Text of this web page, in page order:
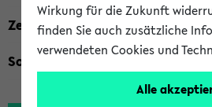
Zeiten
Sonstiges
Wirkung für die Zukunft
finden Sie auch zusätzliche
verwendeten Cookies und
Alle